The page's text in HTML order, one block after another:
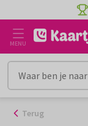
naar
inhoud
MENU
Terug